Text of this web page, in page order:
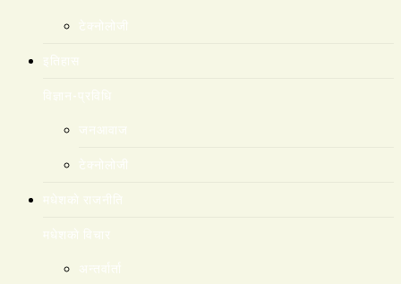
टेक्नोलोजी
इतिहास
विज्ञान-प्रविधि
जनआवाज
टेक्नोलोजी
मधेशकाे राजनीति
मधेशकाे विचार
अन्तर्वार्ता